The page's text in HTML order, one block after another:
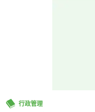
行政管理